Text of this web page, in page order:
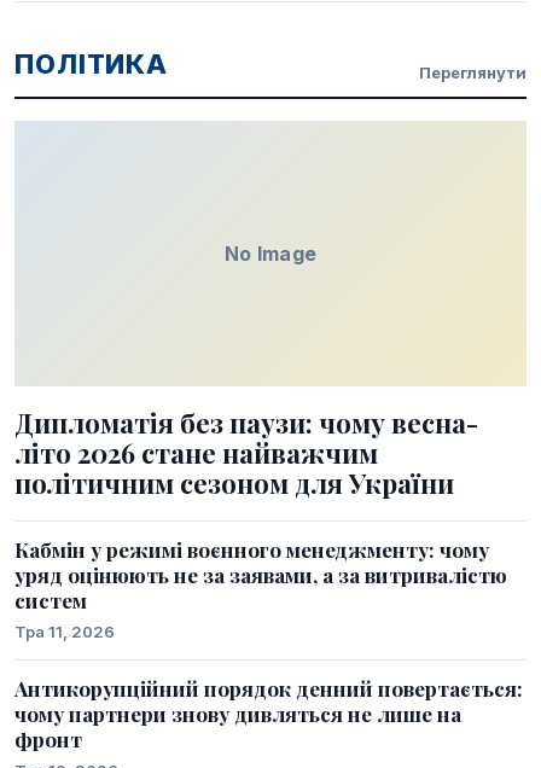
ПОЛІТИКА Переглянути
No Image
Дипломатія без паузи: чому весна-
літо 2026 стане найважчим
політичним сезоном для України
Кабмін у режимі воєнного менеджменту: чому
уряд оцінюють не за заявами, а за витривалістю
систем
Тра 11, 2026
Антикорупційний порядок денний повертається:
чому партнери знову дивляться не лише на
фронт